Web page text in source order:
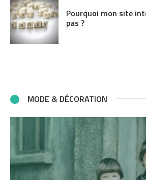
Pourquoi mon site
pas ?
MODE & DÉCORATION